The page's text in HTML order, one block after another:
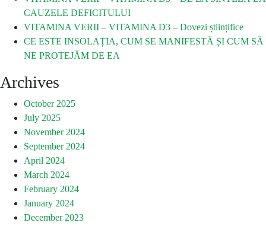
CAUZELE DEFICITULUI
VITAMINA VERII – VITAMINA D3 – Dovezi științifice
CE ESTE INSOLAȚIA, CUM SE MANIFESTĂ ȘI CUM SĂ
NE PROTEJĂM DE EA
Archives
October 2025
July 2025
November 2024
September 2024
April 2024
March 2024
February 2024
January 2024
December 2023